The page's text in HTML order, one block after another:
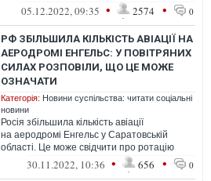
зокрема на авіабазі "Енгельс-...
05.12.2022, 09:35 • 2574 • 0
РФ ЗБІЛЬШИЛА КІЛЬКІСТЬ АВІАЦІЇ НА
АЕРОДРОМІ ЕНГЕЛЬС: У ПОВІТРЯНИХ
СИЛАХ РОЗПОВІЛИ, ЩО ЦЕ МОЖЕ
ОЗНАЧАТИ
Категорія: Новини суспільства: читати соціальні
новини
Росія збільшила кількість авіації
на аеродромі Енгельс у Саратовській
області. Це може свідчити про ротацію
російської армії та їхні наміри збільшити ...
30.11.2022, 10:36 • 656 • 0